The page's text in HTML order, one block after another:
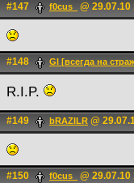
#147 f0cus_ @ 29.07.10
#148 Gl [всегда на
R.I.P.
#149 bRAZILR @
#150 f0cus_ @ 29.07.10